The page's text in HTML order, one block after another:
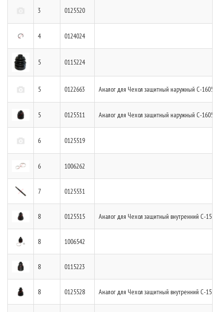
3 0125520
4 0124024
5 0115224
5 0122663 Аналог для Чехол защитный наружный С-1605
5 0125511 Аналог для Чехол защитный наружный С-1605
6 0125519
6 1006262
7 0125531
8 0125515 Аналог для Чехол защитный внутренний С-1513
8 1006542
8 0115223
8 0125528 Аналог для Чехол защитный внутренний С-1513